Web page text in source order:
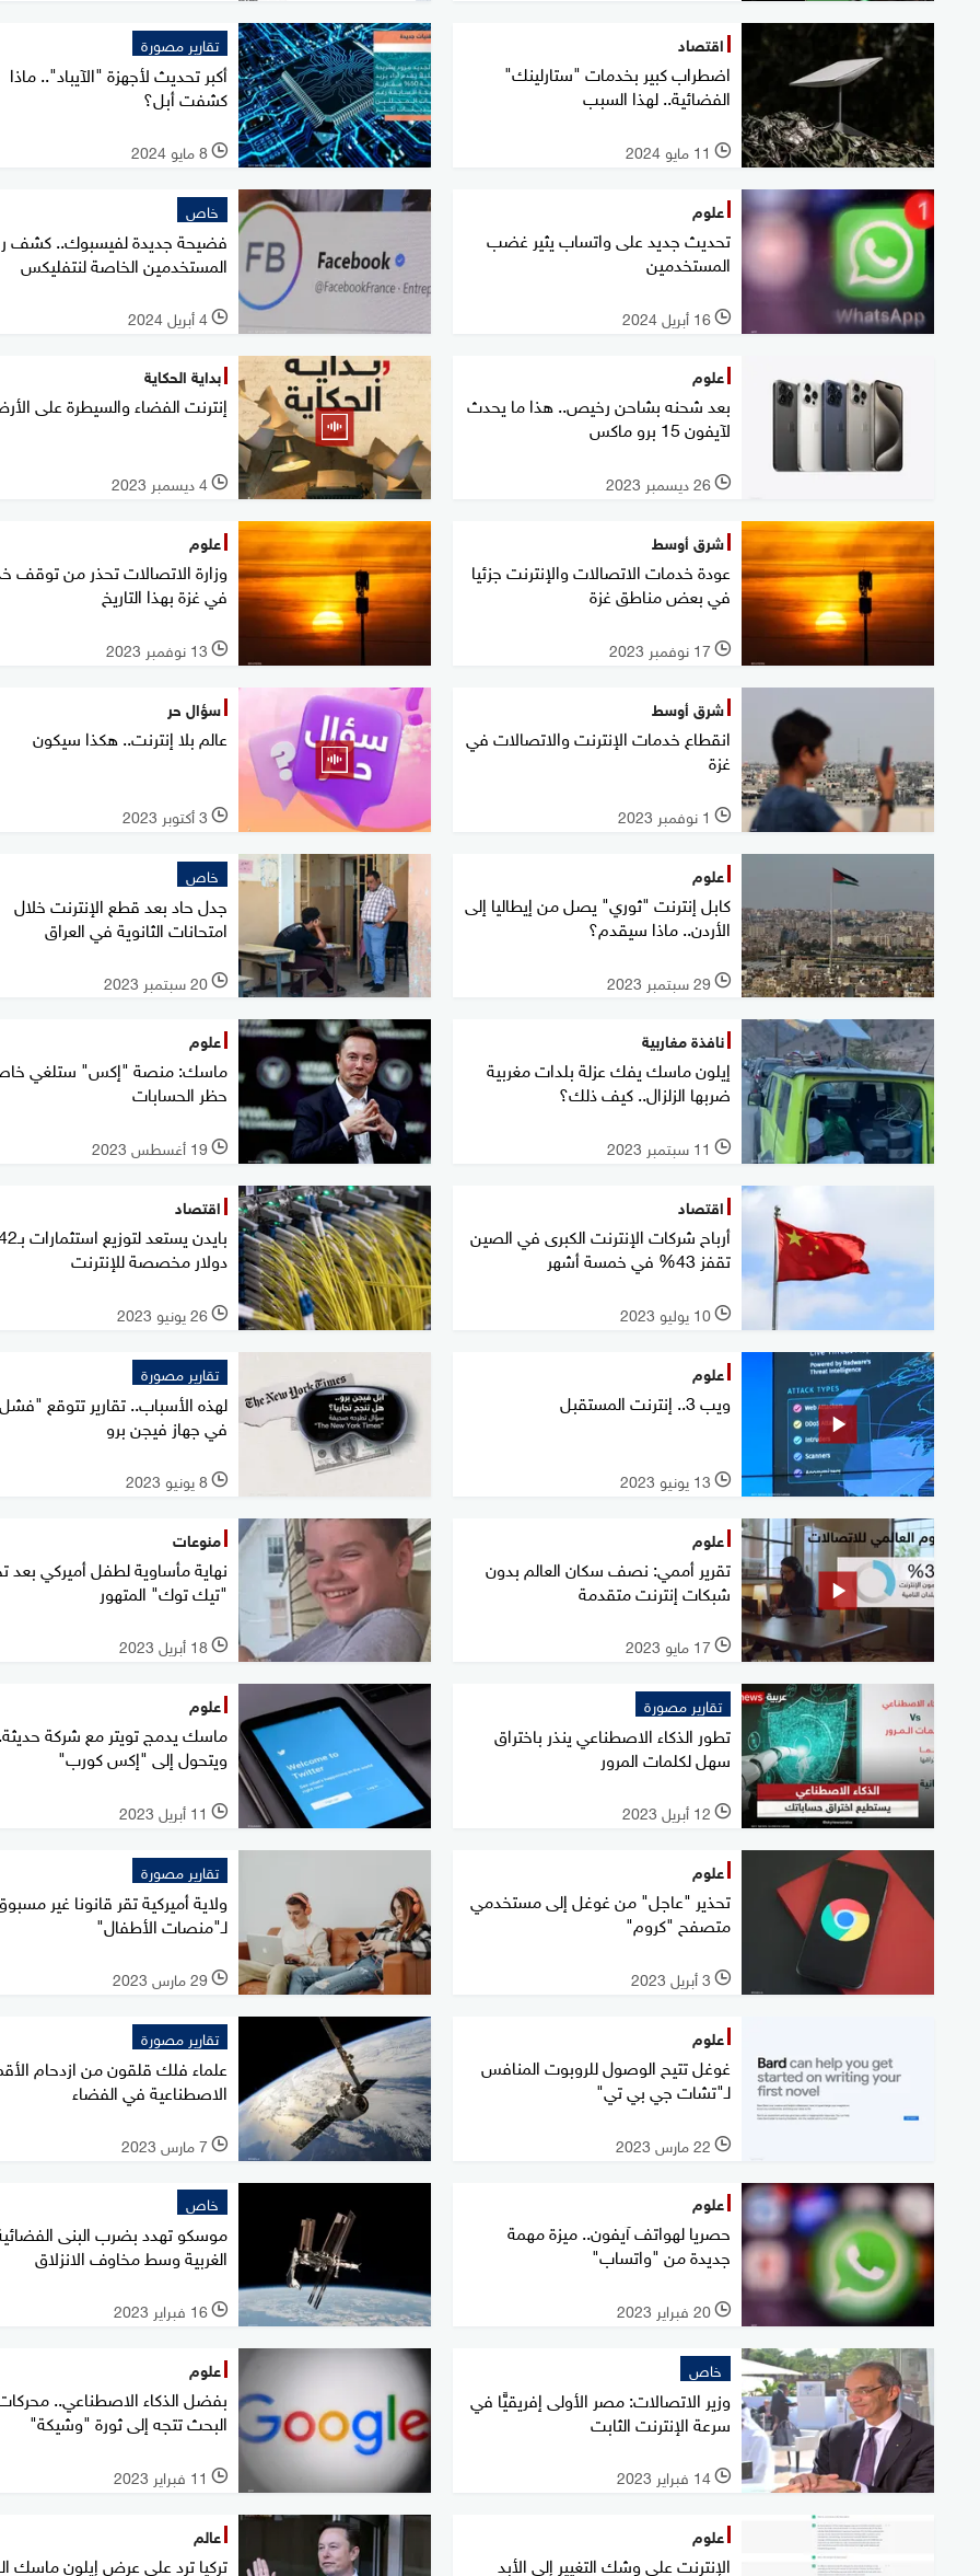
اقتصاد
اضطراب كبير بخدمات "ستارلينك"
الفضائية.. لهذا السبب
l 11 مايو 2024
تقارير مصورة
أكبر تحديث لأجهزة "الآيباد".. ماذا
كشفت أبل؟
l 8 مايو 2024
علوم
تحديث جديد على واتساب يثير غضب
المستخدمين
l 16 أبريل 2024
خاص
فضيحة جديدة لفيسبوك.. كشف
المستخدمين الخاصة لنتفليكس
l 4 أبريل 2024
علوم
بعد شحنه بشاحن رخيص.. هذا ما يحدث
لآيفون 15 برو ماكس
l 26 ديسمبر 2023
بداية الحكاية
إنترنت الفضاء والسيطرة على
l 4 ديسمبر 2023
شرق أوسط
عودة خدمات الاتصالات والإنترنت جزئيا
في بعض مناطق غزة
l 17 نوفمبر 2023
علوم
وزارة الاتصالات تحذر من توقف
في غزة بهذا التاريخ
l 13 نوفمبر 2023
شرق أوسط
انقطاع خدمات الإنترنت والاتصالات في
غزة
l 1 نوفمبر 2023
سؤال حر
عالم بلا إنترنت.. هكذا سيكون
l 3 أكتوبر 2023
علوم
كابل إنترنت "ثوري" يصل من إيطاليا إلى
الأردن.. ماذا سيقدم؟
l 29 سبتمبر 2023
خاص
جدل حاد بعد قطع الإنترنت خلال
امتحانات الثانوية في العراق
l 20 سبتمبر 2023
نافذة مغاربية
إيلون ماسك يفك عزلة بلدات مغربية
ضربها الزلزال.. كيف ذلك؟
l 11 سبتمبر 2023
علوم
ماسك: منصة "إكس" ستلغي
حظر الحسابات
l 19 أغسطس 2023
اقتصاد
أرباح شركات الإنترنت الكبرى في الصين
تقفز 43% في خمسة أشهر
l 10 يوليو 2023
اقتصاد
دولار مخصصة للإنترنت
l 26 يونيو 2023
علوم
ويب 3.. إنترنت المستقبل
l 13 يونيو 2023
تقارير مصورة
لهذه الأسباب.. تقارير تتوقع
في جهاز فيجن برو
l 8 يونيو 2023
علوم
تقرير أممي: نصف سكان العالم بدون
شبكات إنترنت متقدمة
l 17 مايو 2023
منوعات
نهاية مأساوية لطفل أميركي بعد
"تيك توك" المتهور
l 18 أبريل 2023
تقارير مصورة
تطور الذكاء الاصطناعي ينذر باختراق
سهل لكلمات المرور
l 12 أبريل 2023
علوم
ماسك يدمج تويتر مع شركة
ويتحول إلى "إكس كورب"
l 11 أبريل 2023
علوم
تحذير "عاجل" من غوغل إلى مستخدمي
متصفح "كروم"
l 3 أبريل 2023
تقارير مصورة
ولاية أميركية تقر قانونا غير
لـ"منصات الأطفال"
l 29 مارس 2023
علوم
غوغل تتيح الوصول للروبوت المنافس
لـ"تشات جي بي تي"
l 22 مارس 2023
تقارير مصورة
علماء فلك قلقون من ازدحام
الاصطناعية في الفضاء
l 7 مارس 2023
علوم
حصريا لهواتف آيفون.. ميزة مهمة
جديدة من "واتساب"
l 20 فبراير 2023
خاص
موسكو تهدد بضرب البنى
الغربية وسط مخاوف الانزلاق
l 16 فبراير 2023
خاص
وزير الاتصالات: مصر الأولى إفريقيًّا في
سرعة الإنترنت الثابت
l 14 فبراير 2023
علوم
بفضل الذكاء الاصطناعي..
البحث تتجه إلى ثورة "وشيكة"
l 11 فبراير 2023
علوم
الإنترنت على وشك التغيير إلى الأبد
عالم
تركيا ترد على عرض إيلون ماسك